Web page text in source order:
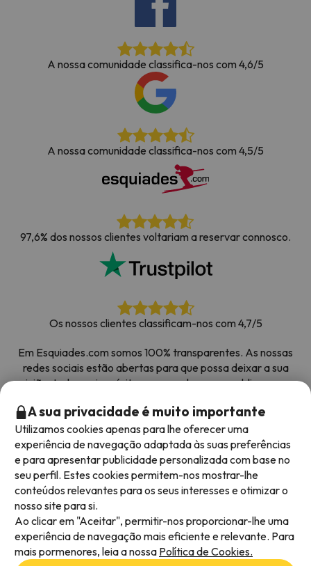
A nossa comunidade classifica-nos com 4,6/5
A nossa comunidade classifica-nos com 4,5/5
97,6% dos nossos clientes voltariam a reservar connosco.
Os nossos clientes classificam-nos com 4,7/5
Em Esquiades.com somos 100% transparentes. As nossas
redes sociais estão abertas para que possa deixar a sua
opinião, todos os inquéritos que recebemos e publicamos na
Obrigado pela confiança|Mais de 700 000 pessoas
reservaram as suas férias na neve com Esquiades.com
Métodos de pagamento disponíveis
A sua privacidade é muito importante
Utilizamos cookies apenas para lhe oferecer uma
experiência de navegação adaptada às suas preferências
e para apresentar publicidade personalizada com base no
seu perfil. Estes cookies permitem-nos mostrar-lhe
conteúdos relevantes para os seus interesses e otimizar o
nosso site para si.
Ao clicar em "Aceitar", permitir-nos proporcionar-lhe uma
experiência de navegação mais eficiente e relevante. Para
mais pormenores, leia a nossa Política de Cookies.